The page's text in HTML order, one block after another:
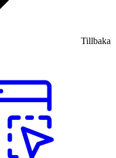
Tillbaka